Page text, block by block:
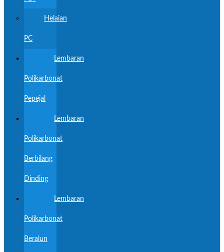
Helaian
PC
Lembaran
Polikarbonat
Pepejal
Lembaran
Polikarbonat
Berbilang
Dinding
Lembaran
Polikarbonat
Beralun